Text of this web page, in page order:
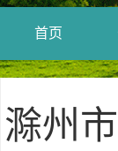
首页
滁州